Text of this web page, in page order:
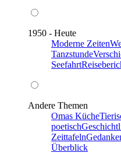
1950 - Heute
Moderne Zeiten
Tanzstunde
Seefahrt
Andere Themen
Omas Küche
poetisch
Zeittafeln
Überblick